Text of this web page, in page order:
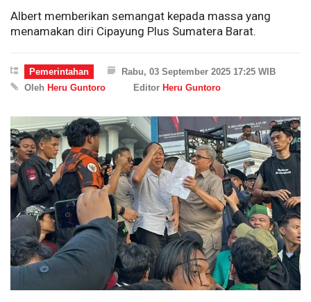
Albert memberikan semangat kepada massa yang
menamakan diri Cipayung Plus Sumatera Barat.
Pemerintahan
Rabu, 03 September 2025 17:25 WIB
Oleh Heru Guntoro Editor Heru Guntoro